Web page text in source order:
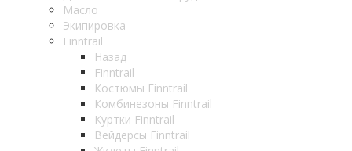
Масло
Экипировка
Finntrail
Назад
Finntrail
Костюмы Finntrail
Комбинезоны Finntrail
Куртки Finntrail
Вейдерсы Finntrail